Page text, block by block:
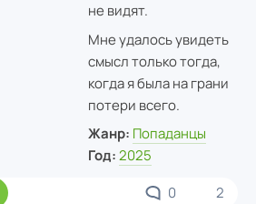
не видят.
Мне удалось увидеть
смысл только тогда,
когда я была на грани
потери всего.
Жанр: Попаданцы
Год: 2025
0 2